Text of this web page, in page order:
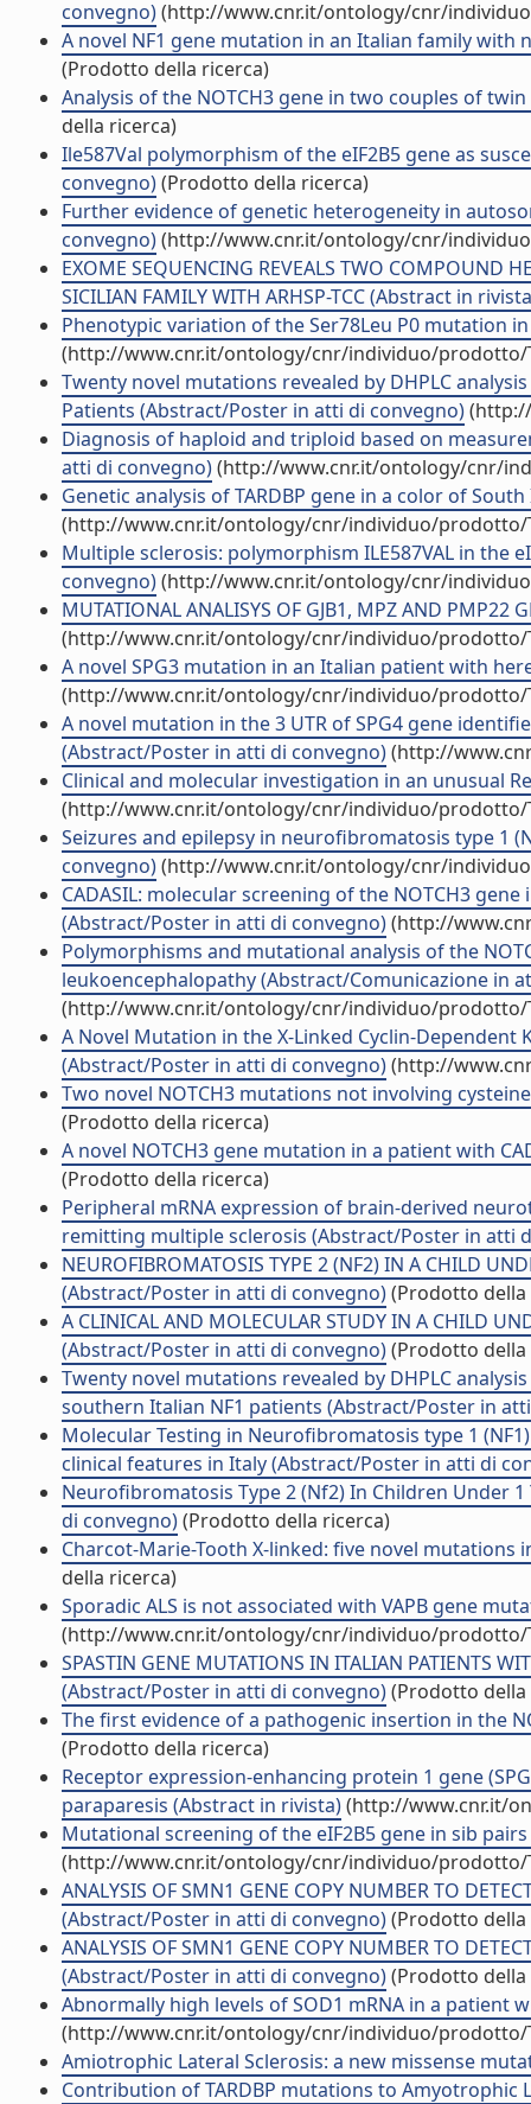
convegno)(http://www.cnr.it/ontology/cnr/
A novel NF1 gene mutation in an Italian family
(Prodotto della ricerca)
Analysis of the NOTCH3 gene in two couples of
della ricerca)
Ile587Val polymorphism of the eIF2B5 gene as
convegno)(Prodotto della ricerca)
Further evidence of genetic heterogeneity in
convegno)(http://www.cnr.it/ontology/cnr/
EXOME SEQUENCING REVEALS TWO COMPOUND
SICILIAN FAMILY WITH ARHSP-TCC (Abstract in
Phenotypic variation of the Ser78Leu P0 mutation
(http://www.cnr.it/ontology/cnr/individuo/prodotto/
Twenty novel mutations revealed by DHPLC
Patients (Abstract/Poster in atti di convegno)
Diagnosis of haploid and triploid based on
atti di convegno)(http://www.cnr.it/ontology/cnr/
Genetic analysis of TARDBP gene in a color of
(http://www.cnr.it/ontology/cnr/individuo/prodotto/
Multiple sclerosis: polymorphism ILE587VAL in the
convegno)(http://www.cnr.it/ontology/cnr/
MUTATIONAL ANALISYS OF GJB1, MPZ AND PMP22
(http://www.cnr.it/ontology/cnr/individuo/prodotto/
A novel SPG3 mutation in an Italian patient with
(http://www.cnr.it/ontology/cnr/individuo/prodotto/
A novel mutation in the 3 UTR of SPG4 gene
(Abstract/Poster in atti di convegno)(http://
Clinical and molecular investigation in an unusual
(http://www.cnr.it/ontology/cnr/individuo/prodotto/
Seizures and epilepsy in neurofibromatosis type 1
convegno)(http://www.cnr.it/ontology/cnr/
CADASIL: molecular screening of the NOTCH3
(Abstract/Poster in atti di convegno)(http://
Polymorphisms and mutational analysis of the
leukoencephalopathy (Abstract/Comunicazione in
(http://www.cnr.it/ontology/cnr/individuo/prodotto/
A Novel Mutation in the X-Linked Cyclin-Dependent
(Abstract/Poster in atti di convegno)(http://
Two novel NOTCH3 mutations not involving
(Prodotto della ricerca)
A novel NOTCH3 gene mutation in a patient with
(Prodotto della ricerca)
Peripheral mRNA expression of brain-derived
remitting multiple sclerosis (Abstract/Poster in atti
NEUROFIBROMATOSIS TYPE 2 (NF2) IN A CHILD
(Abstract/Poster in atti di convegno)(Prodotto della
A CLINICAL AND MOLECULAR STUDY IN A CHILD
(Abstract/Poster in atti di convegno)(Prodotto della
Twenty novel mutations revealed by DHPLC
southern Italian NF1 patients (Abstract/Poster in
Molecular Testing in Neurofibromatosis type 1
clinical features in Italy (Abstract/Poster in atti di
Neurofibromatosis Type 2 (Nf2) In Children Under
di convegno)(Prodotto della ricerca)
Charcot-Marie-Tooth X-linked: five novel
della ricerca)
Sporadic ALS is not associated with VAPB gene
(http://www.cnr.it/ontology/cnr/individuo/prodotto/
SPASTIN GENE MUTATIONS IN ITALIAN PATIENTS
(Abstract/Poster in atti di convegno)(Prodotto della
The first evidence of a pathogenic insertion in the
(Prodotto della ricerca)
Receptor expression-enhancing protein 1 gene
paraparesis (Abstract in rivista)(http://www.cnr.it/
Mutational screening of the eIF2B5 gene in sib
(http://www.cnr.it/ontology/cnr/individuo/prodotto/
ANALYSIS OF SMN1 GENE COPY NUMBER TO
(Abstract/Poster in atti di convegno)(Prodotto della
ANALYSIS OF SMN1 GENE COPY NUMBER TO
(Abstract/Poster in atti di convegno)(Prodotto della
Abnormally high levels of SOD1 mRNA in a
(http://www.cnr.it/ontology/cnr/individuo/prodotto/
Amiotrophic Lateral Sclerosis: a new missense
Contribution of TARDBP mutations to Amyotrophic